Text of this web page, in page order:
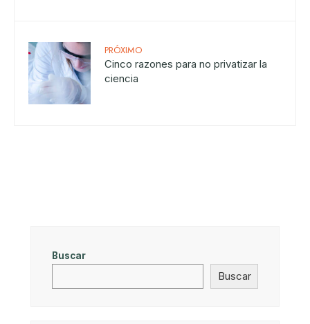
PRÓXIMO
Cinco razones para no privatizar la
ciencia
Buscar
Buscar